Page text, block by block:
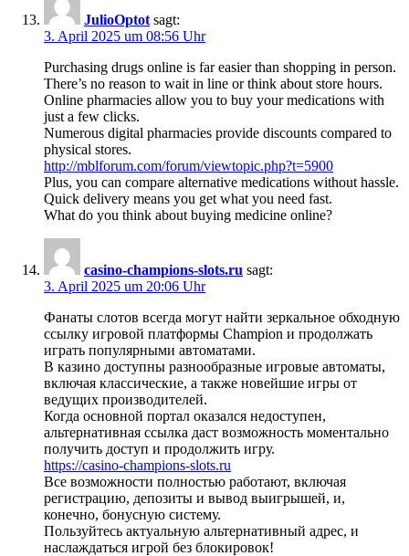
JulioOptot sagt:
3. April 2025 um 08:56 Uhr
Purchasing drugs online is far easier than shopping in person.
There’s no reason to wait in line or think about store hours.
Online pharmacies allow you to buy your medications with
just a few clicks.
Numerous digital pharmacies provide discounts compared to
physical stores.
http://mblforum.com/forum/viewtopic.php?t=5900
Plus, you can compare alternative medications without hassle.
Quick delivery means you get what you need fast.
What do you think about buying medicine online?
casino-champions-slots.ru sagt:
3. April 2025 um 20:06 Uhr
Фанаты слотов всегда могут найти зеркальное обходную
ссылку игровой платформы Champion и продолжать
играть популярными автоматами.
В казино доступны разнообразные игровые автоматы,
включая классические, а также новейшие игры от
ведущих производителей.
Когда основной портал оказался недоступен,
альтернативная ссылка даст возможность моментально
получить доступ и продолжить игру.
https://casino-champions-slots.ru
Все возможности полностью работают, включая
регистрацию, депозиты и вывод выигрышей, и,
конечно, бонусную систему.
Пользуйтесь актуальную альтернативный адрес, и
наслаждаться игрой без блокировок!